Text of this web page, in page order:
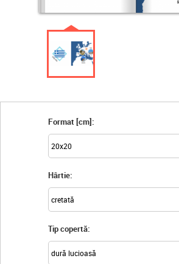
Format [cm]:
Hârtie:
Tip copertă: